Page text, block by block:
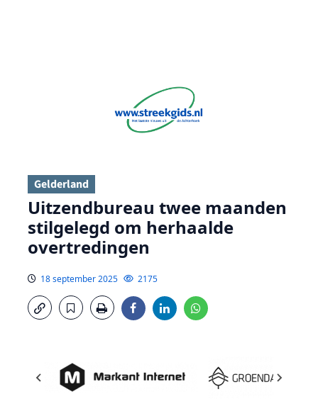
Gelderland
Uitzendbureau twee maanden
stilgelegd om herhaalde
overtredingen
18 september 2025 2175